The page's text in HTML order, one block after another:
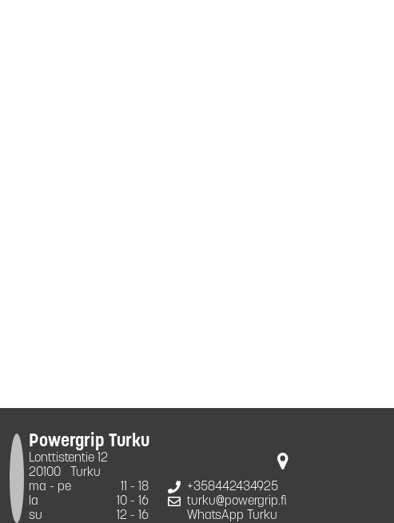
Powergrip Turku
Lonttistentie 12
20100
Turku
ma - pe
11 - 18
la
10 - 16
su
12 - 16
+358442434925
turku@powergrip.fi
WhatsApp Turku